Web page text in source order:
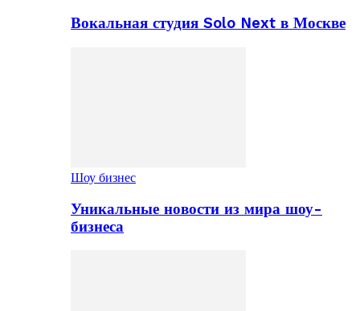
Вокальная студия Solo Next в Москве
Шоу бизнес
Уникальные новости из мира шоу-
бизнеса